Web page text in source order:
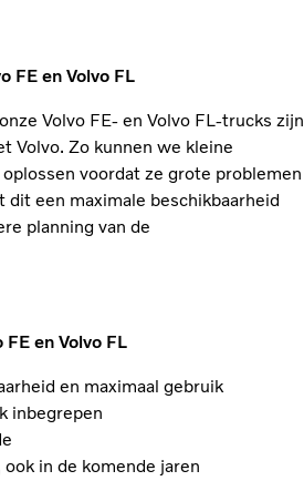
FE en Volvo FL
Volvo FE- en Volvo FL-trucks zijn
Volvo. Zo kunnen we kleine
voordat ze grote problemen
dit een maximale beschikbaarheid
planning van de
en Volvo FL
en maximaal gebruik
inbegrepen
in de komende jaren